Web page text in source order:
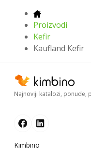
Proizvodi
Kefir
Kaufland Kefir
Najnoviji katalozi, ponude,
Kimbino